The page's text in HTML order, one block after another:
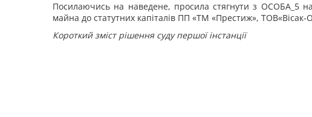
Посилаючись на наведене, просиластягнути з ОСОБА_5
майна до статутних капіталів ПП «ТМ «Престиж», ТОВ«Вісак-
Короткий зміст рішення суду першої інстанції